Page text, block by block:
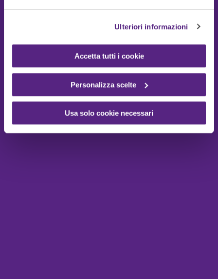
Ulteriori informazioni
Accetta tutti i cookie
Personalizza scelte
Usa solo cookie necessari